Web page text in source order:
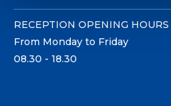
RECEPTION OPENING HOURS
From Monday to Friday
08.30 - 18.30